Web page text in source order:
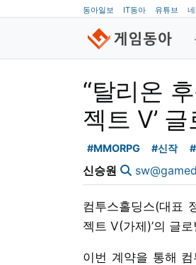
동아일보 IT동아 유튜브
“탈리온
젝트 V’
#MMORPG #신작
신승원
컴투스홀딩스(대표
젝트 V(가제)’의 글
이번 계약을 통해